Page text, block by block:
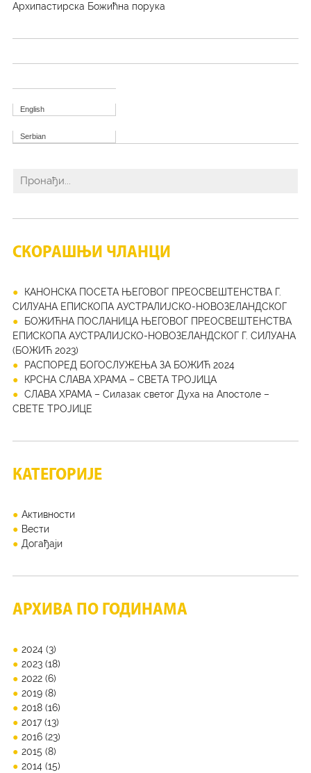
Архипастирска Божићна порука
English
Serbian
СКОРАШЊИ ЧЛАНЦИ
КАНОНСКА ПОСЕТА ЊЕГОВОГ ПРЕОСВЕШТЕНСТВА Г.
СИЛУАНА ЕПИСКОПА АУСТРАЛИЈСКО-НОВОЗЕЛАНДСКОГ
БОЖИЋНА ПОСЛАНИЦА ЊЕГОВОГ ПРЕОСВЕШТЕНСТВА
ЕПИСКОПА АУСТРАЛИЈСКО-НОВОЗЕЛАНДСКОГ Г. СИЛУАНА
(БОЖИЋ 2023)
РАСПОРЕД БОГОСЛУЖЕЊА ЗА БОЖИЋ 2024
КРСНА СЛАВА ХРАМА – СВЕТА ТРОЈИЦА
СЛАВА ХРАМА – Силазак светог Духа на Апостоле –
СВЕТЕ ТРОЈИЦЕ
КАТЕГОРИЈЕ
Активности
Вести
Догађаји
АРХИВА ПО ГОДИНАМА
2024 (3)
2023 (18)
2022 (6)
2019 (8)
2018 (16)
2017(13)
2016 (23)
2015 (8)
2014 (15)